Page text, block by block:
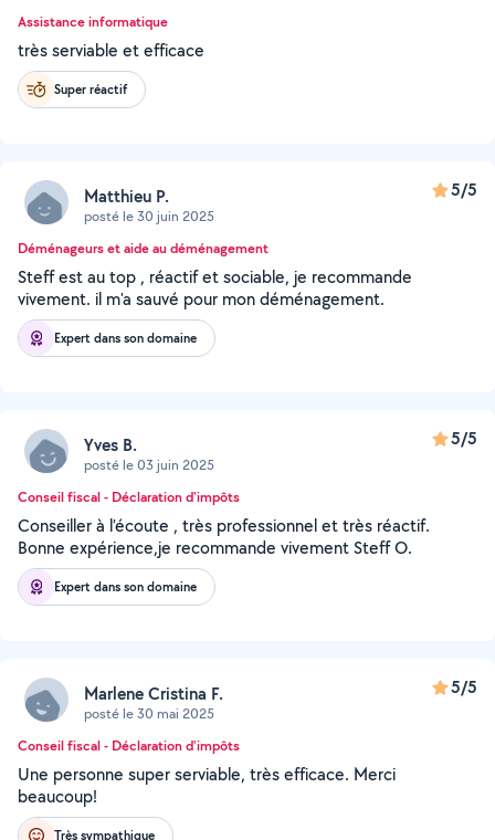
Assistance informatique
très serviable et efficace
Super réactif
Matthieu P.
posté le 30 juin 2025
5/5
Déménageurs et aide au déménagement
Steff est au top , réactif et sociable, je recommande
vivement. il m'a sauvé pour mon déménagement.
Expert dans son domaine
Yves B.
posté le 03 juin 2025
5/5
Conseil fiscal - Déclaration d'impôts
Conseiller à l’écoute , très professionnel et très réactif.
Bonne expérience,je recommande vivement Steff O.
Expert dans son domaine
Marlene Cristina F.
posté le 30 mai 2025
5/5
Conseil fiscal - Déclaration d'impôts
Une personne super serviable, très efficace. Merci
beaucoup!
Très sympathique